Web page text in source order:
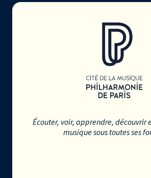
Écouter, voir, apprendre, découvrir
musique sous toutes ses